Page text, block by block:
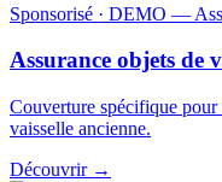
Sponsorisé · DEMO —
Assurance objets de
Couverture spécifique
vaisselle ancienne.
Découvrir →